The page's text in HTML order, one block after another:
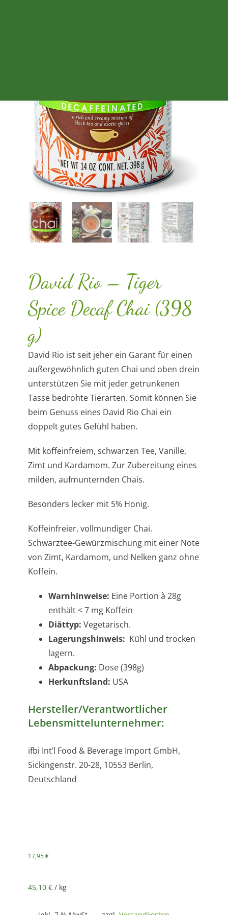
David Rio – Tiger
Spice Decaf Chai (398
g)
David Rio ist seit jeher ein Garant für einen
außergewöhnlich guten Chai und oben drein
unterstützen Sie mit jeder getrunkenen
Tasse bedrohte Tierarten. Somit können Sie
beim Genuss eines David Rio Chai ein
doppelt gutes Gefühl haben.
Mit koffeinfreiem, schwarzen Tee, Vanille,
Zimt und Kardamom. Zur Zubereitung eines
milden, aufmunternden Chais.
Besonders lecker mit 5% Honig.
Koffeinfreier, vollmundiger Chai.
Schwarztee-Gewürzmischung mit einer Note
von Zimt, Kardamom, und Nelken ganz ohne
Koffein.
Warnhinweise: Eine Portion à 28g
enthält < 7 mg Koffein
Diättyp: Vegetarisch.
Lagerungshinweis: Kühl und trocken
lagern.
Abpackung: Dose (398g)
Herkunftsland: USA
Hersteller/Verantwortlicher
Lebensmittelunternehmer:
ifbi Int’l Food & Beverage Import GmbH,
Sickingenstr. 20-28, 10553 Berlin,
Deutschland
17,95€
45,10 € / kg